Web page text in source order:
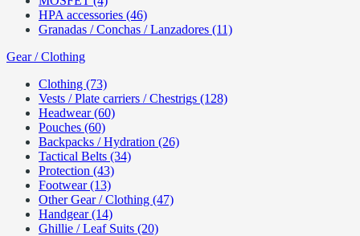
HPA accessories (46)
Granadas / Conchas / Lanzadores (11)
Gear / Clothing
Clothing (73)
Vests / Plate carriers / Chestrigs (128)
Headwear (60)
Pouches (60)
Backpacks / Hydration (26)
Tactical Belts (34)
Protection (43)
Footwear (13)
Other Gear / Clothing (47)
Handgear (14)
Ghillie / Leaf Suits (20)